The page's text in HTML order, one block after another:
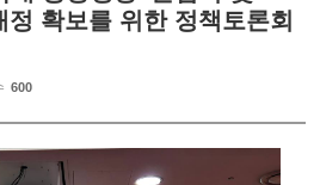
확보를 위한 정책토론회
600